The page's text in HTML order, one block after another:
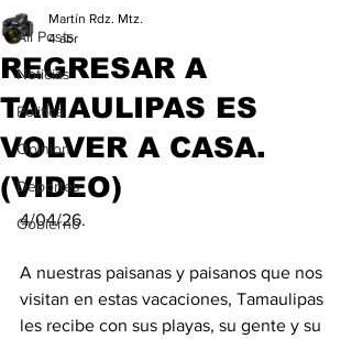
All Posts
Noticias
Politica
Opinion
Deportes
Gobierno
REGRESAR A
TAMAULIPAS ES
VOLVER A CASA.
(VIDEO)
Martín Rdz. Mtz.
4 abr
4/04/26.
A nuestras paisanas y paisanos que nos
visitan en estas vacaciones, Tamaulipas
les recibe con sus playas, su gente y su